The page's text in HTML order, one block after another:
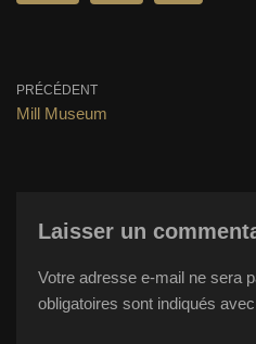
PRÉCÉDENT
Mill Museum
Laisser un
Votre adresse e-mail ne sera
obligatoires sont indiqués avec